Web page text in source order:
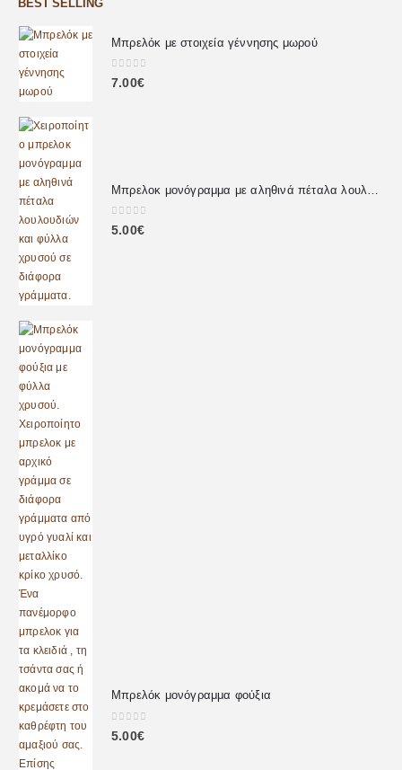
BEST SELLING
Μπρελόκ με στοιχεία γέννησης μωρού
0out of 5
7.00€
0 out of 5
5.00€
Μπρελόκ μονόγραμμα φούξια
0 out of 5
5.00€